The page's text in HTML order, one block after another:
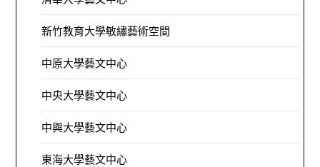
新竹教育大學敏繡藝術空間
中原大學藝文中心
中央大學藝文中心
中興大學藝文中心
東海大學藝文中心